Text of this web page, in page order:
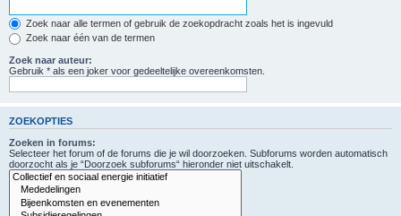
Zoek naar alle termen of gebruik de zoekopdracht zoals het is ingevuld
Zoek naar één van de termen
Zoek naar auteur:
Gebruik * als een joker voor gedeeltelijke overeenkomsten.
ZOEKOPTIES
Zoeken in forums:
Selecteer het forum of de forums die je wil doorzoeken. Subforums worden automatisch
doorzocht als je “Doorzoek subforums“ hieronder niet uitschakelt.